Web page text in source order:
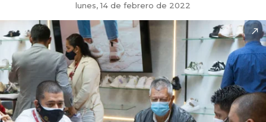
lunes, 14 de febrero de 2022